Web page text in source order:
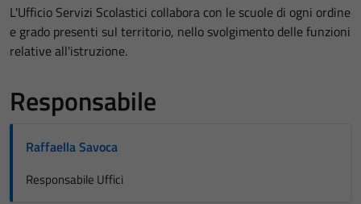
L'Ufficio Servizi Scolastici collabora con le scuole di ogni ordine
e grado presenti sul territorio, nello svolgimento delle funzioni
relative all'istruzione.
Responsabile
Raffaella Savoca
Responsabile Uffici